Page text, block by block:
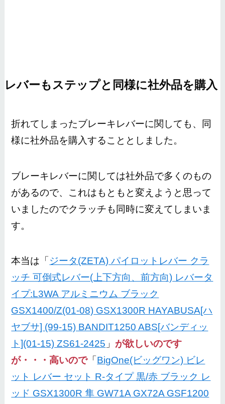
レバーもステップと同様に社外品を購入
折れてしまったブレーキレバーに関しても、同
様に社外品を購入することとしました。
ブレーキレバーに関しては社外品で多くのもの
があるので、これはもともと変えようと思って
いましたのでクラッチも同時に変えてしまいま
す。
本当は「 ジータ(ZETA) パイロットレバー クラ
ッチ 可倒式レバー(上下方向、前方向) レバータ
イプ:L3WA アルミニウム ブラック
GSX1400/Z(01-08) GSX1300R HAYABUSA[ハ
ヤブサ] (99-15) BANDIT1250 ABS[バンディッ
ト](01-15) ZS61-2425 」が欲しいのです
が・・・高いので「 BigOne(ビッグワン) ビレ
ット レバー セット R-タイプ 黒/赤 ブラック レ
ッド GSX1300R 隼 GW71A GX72A GSF1200